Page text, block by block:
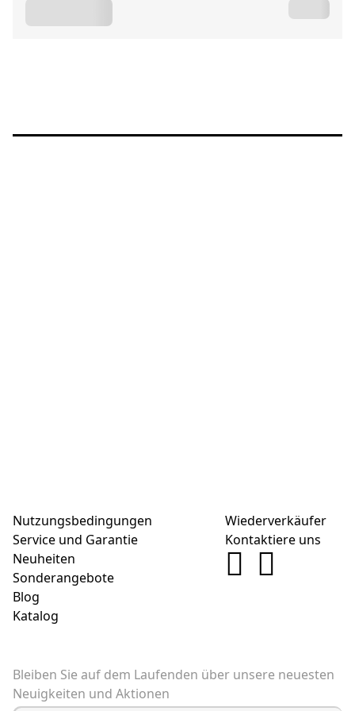
Nutzungsbedingungen
Service und Garantie
Neuheiten
Sonderangebote
Blog
Katalog
Wiederverkäufer
Kontaktiere uns
Bleiben Sie auf dem Laufenden über unsere neuesten
Neuigkeiten und Aktionen